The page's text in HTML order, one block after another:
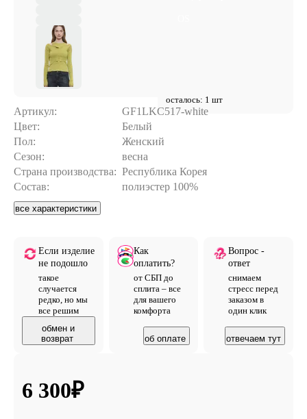
осталось: 1 шт
Артикул:
GF1LKC517-white
Цвет:
Белый
Пол:
Женский
Сезон:
весна
Страна производства: Республика Корея
Состав:
полиэстер 100%
все характеристики
Если изделие
не подошло
такое
случается
редко, но мы
все решим
обмен и
возврат
Как
оплатить?
от СБП до
сплита – все
для вашего
комфорта
об оплате
Вопрос -
ответ
снимаем
стресс перед
заказом в
один клик
отвечаем тут
6 300₽